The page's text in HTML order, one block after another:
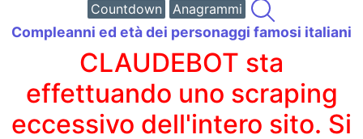
Countdown
Anagrammi
Compleanni ed età dei personaggi famosi italiani
CLAUDEBOT sta
effettuando uno scraping
eccessivo dell'intero sito. Si